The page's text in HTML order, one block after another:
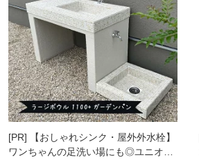
[PR]
【おしゃれシンク・屋外外水栓】
ワンちゃんの足洗い場にも◎ユニオン